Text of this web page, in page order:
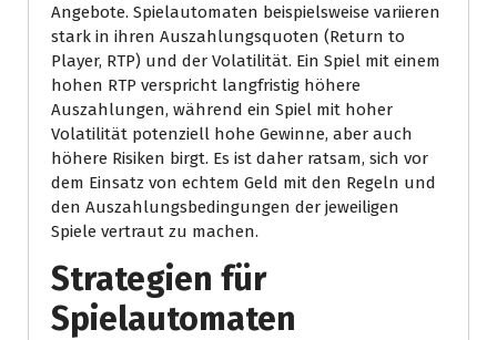
Angebote. Spielautomaten beispielsweise variieren
stark in ihren Auszahlungsquoten (Return to
Player, RTP) und der Volatilität. Ein Spiel mit einem
hohen RTP verspricht langfristig höhere
Auszahlungen, während ein Spiel mit hoher
Volatilität potenziell hohe Gewinne, aber auch
höhere Risiken birgt. Es ist daher ratsam, sich vor
dem Einsatz von echtem Geld mit den Regeln und
den Auszahlungsbedingungen der jeweiligen
Spiele vertraut zu machen.
Strategien für
Spielautomaten